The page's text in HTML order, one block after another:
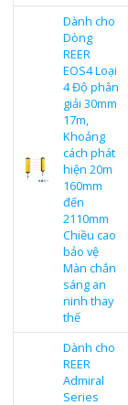
Dành cho
Dòng
REER
EOS4 Loại
4 Độ phân
giải 30mm
17m,
Khoảng
cách phát
hiện 20m
160mm
đến
2110mm
Chiều cao
bảo vệ
Màn chắn
sáng an
ninh thay
thế
Dành cho
REER
Admiral
Series